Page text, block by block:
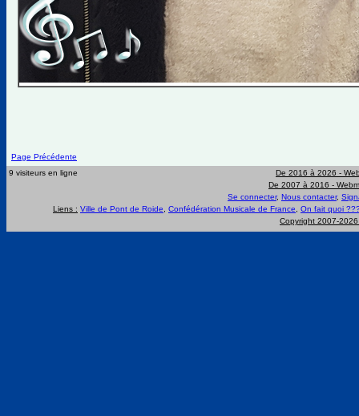
Page Précédente
9 visiteurs en ligne
De 2016 à 2026 -
De 2007 à 2016 -
Se connecter, Nous contacter,
Liens : Ville de Pont de Roide Confédération Musicale de France
On fait quoi
Copyright 2007-